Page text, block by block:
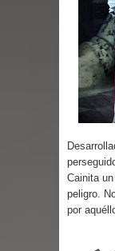
Cainita
peligro.
por